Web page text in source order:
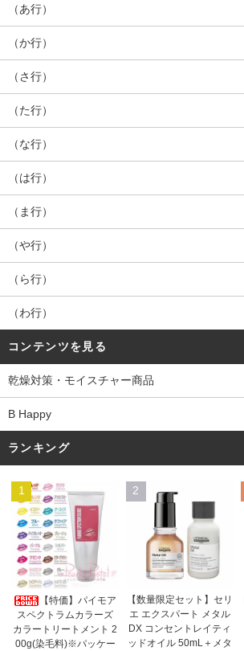
（あ行）
（か行）
（さ行）
（た行）
（な行）
（は行）
（ま行）
（や行）
（ら行）
（わ行）
コンテンツを見る
乾燥対策・モイスチャー商品
B Happy
ランキング
1
【特価】パイモア
スペクトラムカラーズ
カラートリートメント 2
00g(染毛料)※パッケー
2
【数量限定セット】セリ
エ エクスパート メタル
DX コンセントレイティ
ッドオイル 50mL＋メタ